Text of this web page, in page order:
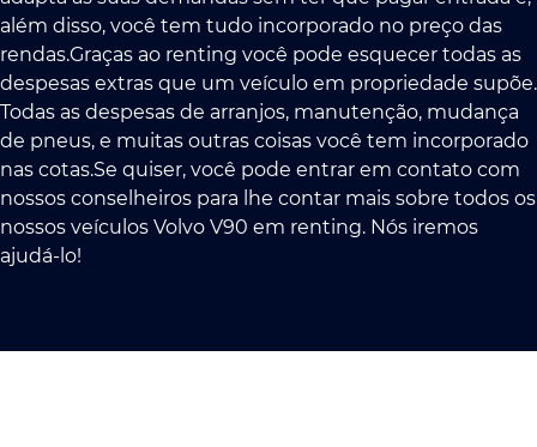
além disso, você tem tudo incorporado no preço das
rendas.Graças ao renting você pode esquecer todas as
despesas extras que um veículo em propriedade supõe.
Todas as despesas de arranjos, manutenção, mudança
de pneus, e muitas outras coisas você tem incorporado
nas cotas.Se quiser, você pode entrar em contato com
nossos conselheiros para lhe contar mais sobre todos os
nossos veículos Volvo V90 em renting. Nós iremos
ajudá-lo!